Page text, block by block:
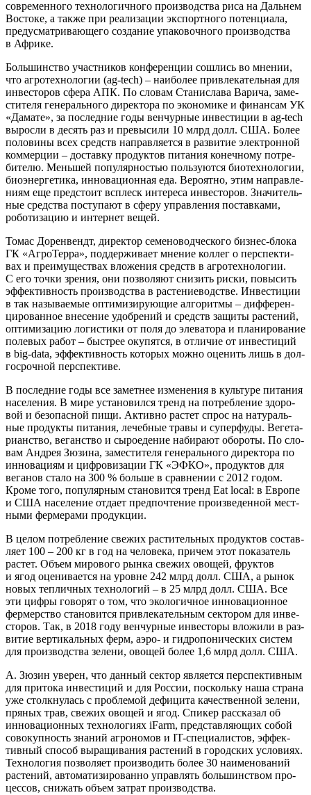
совре­мен­но­го тех­но­ло­гич­но­го про­из­вод­ства риса на Даль­нем
Восто­ке, а так­же при реа­ли­за­ции экс­порт­но­го потен­ци­а­ла,
преду­смат­ри­ва­ю­ще­го созда­ние упа­ко­воч­но­го про­из­вод­ства
в Африке.
Боль­шин­ство участ­ни­ков кон­фе­рен­ции сошлись во мне­нии,
что агро­тех­но­ло­гии (ag-tech) – наи­бо­лее при­вле­ка­тель­ная для
инве­сто­ров сфе­ра АПК. По сло­вам Ста­ни­сла­ва Вари­ча, заме­
сти­те­ля гене­раль­но­го дирек­то­ра по эко­но­ми­ке и финан­сам УК
«Дама­те», за послед­ние годы вен­чур­ные инве­сти­ции в ag-tech
вырос­ли в десять раз и пре­вы­си­ли 10 млрд долл. США. Более
поло­ви­ны всех средств направ­ля­ет­ся в раз­ви­тие элек­трон­ной
ком­мер­ции – достав­ку про­дук­тов пита­ния конеч­но­му потре­
би­те­лю. Мень­шей попу­ляр­но­стью поль­зу­ют­ся био­тех­но­ло­гии,
био­энер­ге­ти­ка, инно­ва­ци­он­ная еда. Веро­ят­но, этим направ­ле­
ни­ям еще пред­сто­ит всплеск инте­ре­са инве­сто­ров. Зна­чи­тель­
ные сред­ства посту­па­ют в сфе­ру управ­ле­ния постав­ка­ми,
робо­ти­за­цию и интер­нет вещей.
Томас Дорен­вендт, дирек­тор семе­но­вод­че­ско­го биз­нес-бло­ка
ГК «Агро­Тер­ра», под­дер­жи­ва­ет мне­ние кол­лег о пер­спек­ти­
вах и пре­иму­ще­ствах вло­же­ния средств в агро­тех­но­ло­гии.
С его точ­ки зре­ния, они поз­во­ля­ют сни­зить рис­ки, повы­сить
эффек­тив­ность про­из­вод­ства в рас­те­ние­вод­стве. Инве­сти­ции
в так назы­ва­е­мые опти­ми­зи­ру­ю­щие алго­рит­мы – диф­фе­рен­
ци­ро­ван­ное вне­се­ние удоб­ре­ний и средств защи­ты рас­те­ний,
опти­ми­за­цию логи­сти­ки от поля до эле­ва­то­ра и пла­ни­ро­ва­ние
поле­вых работ – быст­рее оку­пят­ся, в отли­чие от инве­сти­ций
в big-data, эффек­тив­ность кото­рых мож­но оце­нить лишь в дол­
го­сроч­ной перспективе.
В послед­ние годы все замет­нее изме­не­ния в куль­ту­ре пита­ния
насе­ле­ния. В мире уста­но­вил­ся тренд на потреб­ле­ние здо­ро­
вой и без­опас­ной пищи. Актив­но рас­тет спрос на нату­раль­
ные про­дук­ты пита­ния, лечеб­ные тра­вы и супер­фу­ды. Веге­та­
ри­ан­ство, веган­ство и сыро­еде­ние наби­ра­ют обо­ро­ты. По сло­
вам Андрея Зюзи­на, заме­сти­те­ля гене­раль­но­го дирек­то­ра по
инно­ва­ци­ям и циф­ро­ви­за­ции ГК «ЭФКО», про­дук­тов для
вега­нов ста­ло на 300 % боль­ше в срав­не­нии с 2012 годом.
Кро­ме того, попу­ляр­ным ста­но­вит­ся тренд Eat local: в Евро­пе
и США насе­ле­ние отда­ет пред­по­чте­ние про­из­ве­ден­ной мест­
ны­ми фер­ме­ра­ми продукции.
В целом потреб­ле­ние све­жих рас­ти­тель­ных про­дук­тов состав­
ля­ет 100 – 200 кг в год на чело­ве­ка, при­чем этот пока­за­тель
рас­тет. Объ­ем миро­во­го рын­ка све­жих ово­щей, фрук­тов
и ягод оце­ни­ва­ет­ся на уровне 242 млрд долл. США, а рынок
новых теп­лич­ных тех­но­ло­гий – в 25 млрд долл. США. Все
эти циф­ры гово­рят о том, что эко­ло­гич­ное инно­ва­ци­он­ное
фер­мер­ство ста­но­вит­ся при­вле­ка­тель­ным сек­то­ром для инве­
сто­ров. Так, в 2018 году вен­чур­ные инве­сто­ры вло­жи­ли в раз­
ви­тие вер­ти­каль­ных ферм, аэро- и гид­ро­по­ни­че­ских систем
для про­из­вод­ства зеле­ни, ово­щей более 1,6 млрд долл. США.
А. Зюзин уве­рен, что дан­ный сек­тор явля­ет­ся пер­спек­тив­ным
для при­то­ка инве­сти­ций и для Рос­сии, посколь­ку наша стра­на
уже столк­ну­лась с про­бле­мой дефи­ци­та каче­ствен­ной зеле­ни,
пря­ных трав, све­жих ово­щей и ягод. Спи­кер рас­ска­зал об
инно­ва­ци­он­ных тех­но­ло­ги­ях iFarm, пред­став­ля­ю­щих собой
сово­куп­ность зна­ний агро­но­мов и IT-спе­ци­а­ли­стов, эффек­
тив­ный спо­соб выра­щи­ва­ния рас­те­ний в город­ских усло­ви­ях.
Тех­но­ло­гия поз­во­ля­ет про­из­во­дить более 30 наиме­но­ва­ний
рас­те­ний, авто­ма­ти­зи­ро­ван­но управ­лять боль­шин­ством про­
цес­сов, сни­жать объ­ем затрат производства.